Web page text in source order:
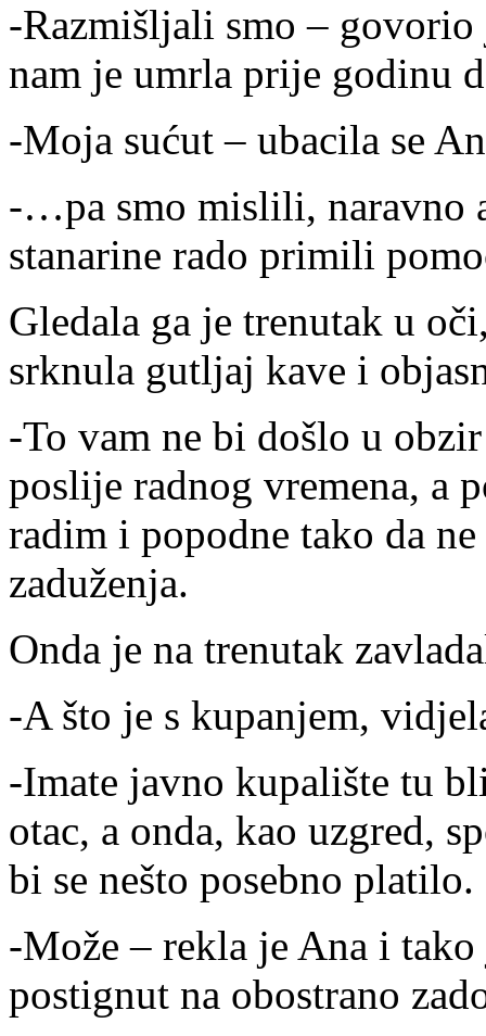
-Razmišljali smo – govorio
nam je umrla prije godinu
-Moja sućut – ubacila se
-…pa smo mislili, naravno
stanarine rado primili
Gledala ga je trenutak u
srknula gutljaj kave i
-To vam ne bi došlo u
poslije radnog vremena, a
radim i popodne tako da
zaduženja.
Onda je na trenutak
-A što je s kupanjem,
-Imate javno kupalište tu
otac, a onda, kao uzgred,
bi se nešto posebno platilo.
-Može – rekla je Ana i
postignut na obostrano